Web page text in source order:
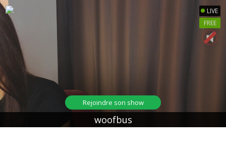
LIVE
FREE
woofbus
Rejoindre son show